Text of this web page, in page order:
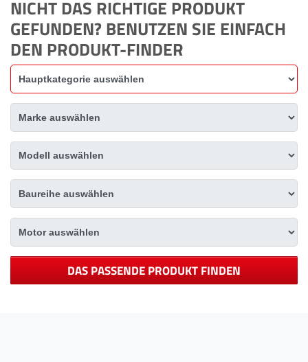
NICHT DAS RICHTIGE PRODUKT
GEFUNDEN? BENUTZEN SIE EINFACH
DEN PRODUKT-FINDER
DAS PASSENDE PRODUKT FINDEN